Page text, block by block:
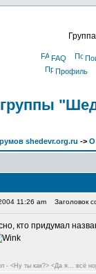
FAQ
Профиль
группы
shedevr.org.ru -> О
11:26 am Заголовок
кто придумал
- <Ну ты как?> <Да я... всё